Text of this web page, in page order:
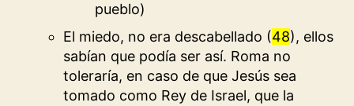
pueblo)
El miedo, no era descabellado (48), ellos
sabían que podía ser así. Roma no
toleraría, en caso de que Jesús sea
tomado como Rey de Israel, que la